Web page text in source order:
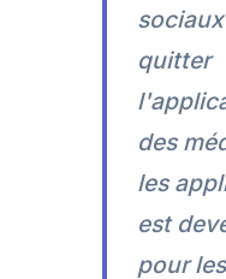
quitter
des
les
est
pour